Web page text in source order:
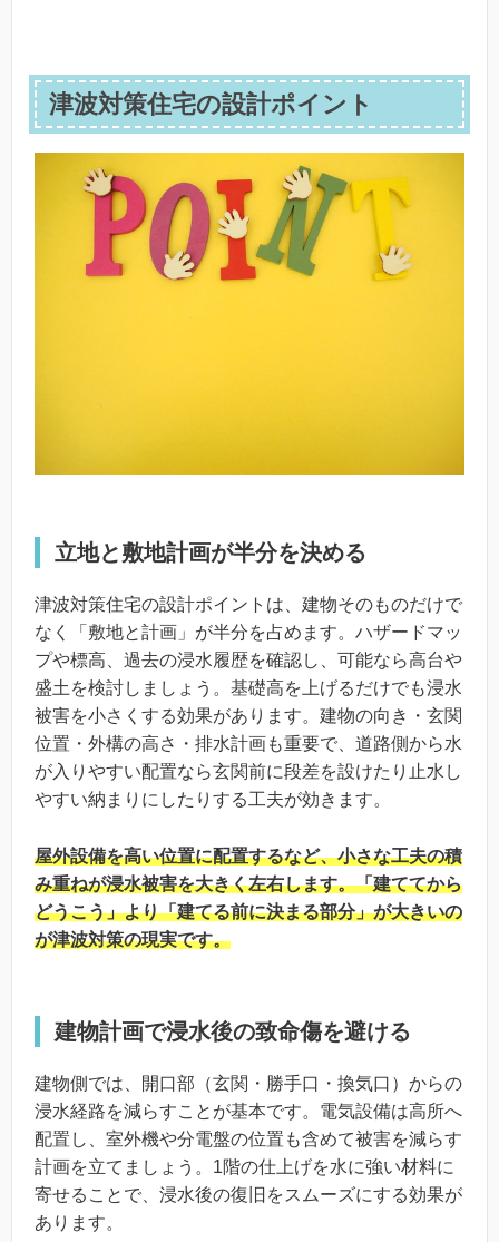
津波対策住宅の設計ポイント
立地と敷地計画が半分を決める
津波対策住宅の設計ポイントは、建物そのものだけで
なく「敷地と計画」が半分を占めます。ハザードマッ
プや標高、過去の浸水履歴を確認し、可能なら高台や
盛土を検討しましょう。基礎高を上げるだけでも浸水
被害を小さくする効果があります。建物の向き・玄関
位置・外構の高さ・排水計画も重要で、道路側から水
が入りやすい配置なら玄関前に段差を設けたり止水し
やすい納まりにしたりする工夫が効きます。
屋外設備を高い位置に配置するなど、小さな工夫の積
み重ねが浸水被害を大きく左右します。「建ててから
どうこう」より「建てる前に決まる部分」が大きいの
が津波対策の現実です。
建物計画で浸水後の致命傷を避ける
建物側では、開口部（玄関・勝手口・換気口）からの
浸水経路を減らすことが基本です。電気設備は高所へ
配置し、室外機や分電盤の位置も含めて被害を減らす
計画を立てましょう。1階の仕上げを水に強い材料に
寄せることで、浸水後の復旧をスムーズにする効果が
あります。